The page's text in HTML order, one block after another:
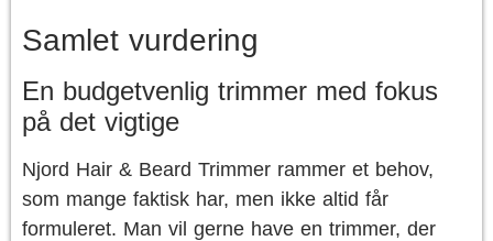
Samlet vurdering
En budgetvenlig trimmer med fokus
på det vigtige
Njord Hair & Beard Trimmer rammer et behov,
som mange faktisk har, men ikke altid får
formuleret. Man vil gerne have en trimmer, der